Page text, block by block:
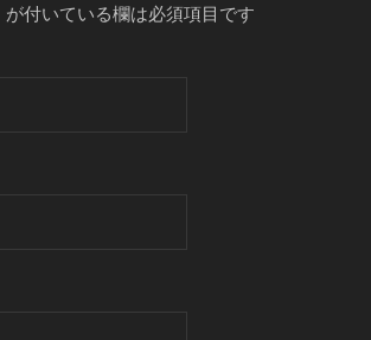
が付いている欄は必須項目です